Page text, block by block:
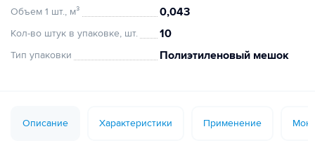
Объем 1 шт., м³ 0,043
Кол-во штук в упаковке, шт. 10
Тип упаковки Полиэтиленовый мешок
Описание Характеристики Применение